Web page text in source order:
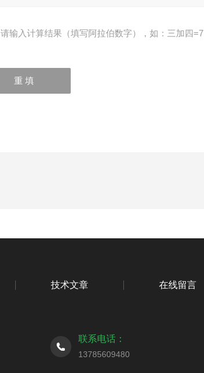
请输入计算结果（填写阿拉伯数字），如：三加四=7
技术文章 在线留言
联系电话：
13785609480